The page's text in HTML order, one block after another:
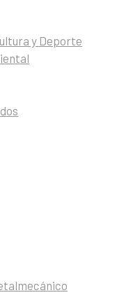
y Deporte